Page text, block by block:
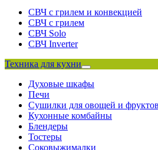
СВЧ с грилем и конвекцией
СВЧ с грилем
СВЧ Solo
СВЧ Inverter
Техника для кухни
Духовые шкафы
Печи
Сушилки для овощей и фруктов
Кухонные комбайны
Блендеры
Тостеры
Соковыжималки